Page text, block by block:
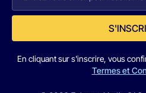
En cliquant sur s'inscrire, vous
Termes et